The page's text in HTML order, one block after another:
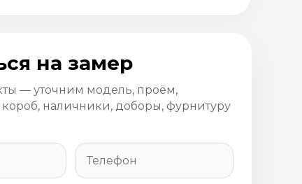
на замер
— уточним модель, проём,
наличники, доборы, фурнитуру